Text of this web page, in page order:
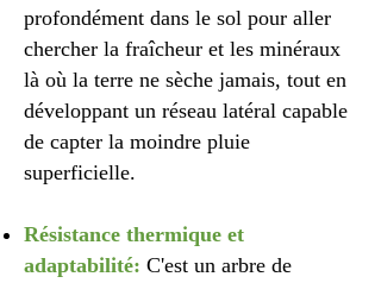
profondément dans le sol pour aller
chercher la fraîcheur et les minéraux
là où la terre ne sèche jamais, tout en
développant un réseau latéral capable
de capter la moindre pluie
superficielle.
Résistance thermique et
adaptabilité: C'est un arbre de